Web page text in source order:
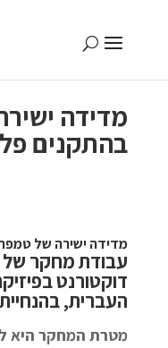
מדידה
בהתקנים
מדידה ישירה של
עבודת מחקר של
דוקטורנט
העברית,
מטרת המחקר היא